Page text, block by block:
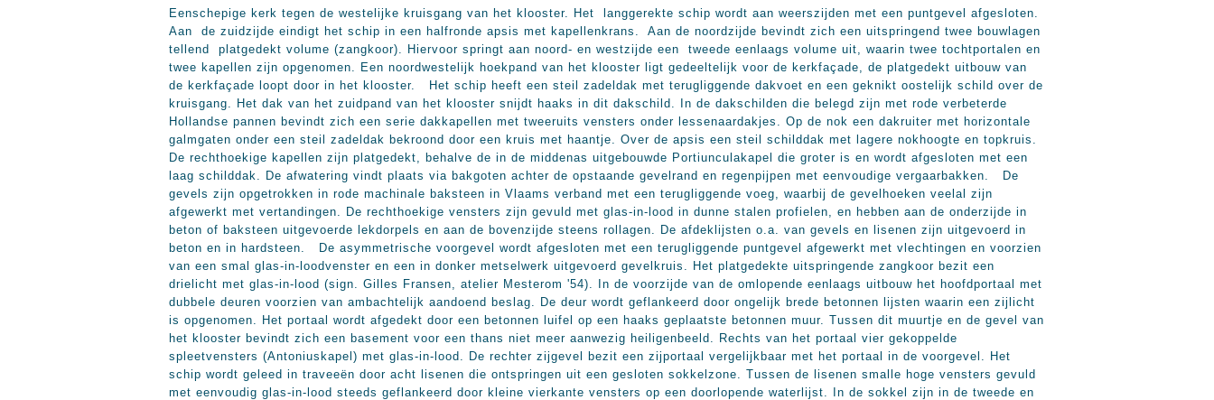
Eenschepige kerk tegen de westelijke kruisgang van het klooster. Het langgerekte schip wordt aan weerszijden met een puntgevel afgesloten.
Aan de zuidzijde eindigt het schip in een halfronde apsis met kapellenkrans. Aan de noordzijde bevindt zich een uitspringend twee bouwlagen
tellend platgedekt volume (zangkoor). Hiervoor springt aan noord- en westzijde een tweede eenlaags volume uit, waarin twee tochtportalen en
twee kapellen zijn opgenomen. Een noordwestelijk hoekpand van het klooster ligt gedeeltelijk voor de kerkfaçade, de platgedekt uitbouw van
de kerkfaçade loopt door in het klooster. Het schip heeft een steil zadeldak met terugliggende dakvoet en een geknikt oostelijk schild over de
kruisgang. Het dak van het zuidpand van het klooster snijdt haaks in dit dakschild. In de dakschilden die belegd zijn met rode verbeterde
Hollandse pannen bevindt zich een serie dakkapellen met tweeruits vensters onder lessenaardakjes. Op de nok een dakruiter met horizontale
galmgaten onder een steil zadeldak bekroond door een kruis met haantje. Over de apsis een steil schilddak met lagere nokhoogte en topkruis.
De rechthoekige kapellen zijn platgedekt, behalve de in de middenas uitgebouwde Portiunculakapel die groter is en wordt afgesloten met een
laag schilddak. De afwatering vindt plaats via bakgoten achter de opstaande gevelrand en regenpijpen met eenvoudige vergaarbakken. De
gevels zijn opgetrokken in rode machinale baksteen in Vlaams verband met een terugliggende voeg, waarbij de gevelhoeken veelal zijn
afgewerkt met vertandingen. De rechthoekige vensters zijn gevuld met glas-in-lood in dunne stalen profielen, en hebben aan de onderzijde in
beton of baksteen uitgevoerde lekdorpels en aan de bovenzijde steens rollagen. De afdeklijsten o.a. van gevels en lisenen zijn uitgevoerd in
beton en in hardsteen. De asymmetrische voorgevel wordt afgesloten met een terugliggende puntgevel afgewerkt met vlechtingen en voorzien
van een smal glas-in-loodvenster en een in donker metselwerk uitgevoerd gevelkruis. Het platgedekte uitspringende zangkoor bezit een
drielicht met glas-in-lood (sign. Gilles Fransen, atelier Mesterom '54). In de voorzijde van de omlopende eenlaags uitbouw het hoofdportaal met
dubbele deuren voorzien van ambachtelijk aandoend beslag. De deur wordt geflankeerd door ongelijk brede betonnen lijsten waarin een zijlicht
is opgenomen. Het portaal wordt afgedekt door een betonnen luifel op een haaks geplaatste betonnen muur. Tussen dit muurtje en de gevel van
het klooster bevindt zich een basement voor een thans niet meer aanwezig heiligenbeeld. Rechts van het portaal vier gekoppelde
spleetvensters (Antoniuskapel) met glas-in-lood. De rechter zijgevel bezit een zijportaal vergelijkbaar met het portaal in de voorgevel. Het
schip wordt geleed in traveeën door acht lisenen die ontspringen uit een gesloten sokkelzone. Tussen de lisenen smalle hoge vensters gevuld
met eenvoudig glas-in-lood steeds geflankeerd door kleine vierkante vensters op een doorlopende waterlijst. In de sokkel zijn in de tweede en